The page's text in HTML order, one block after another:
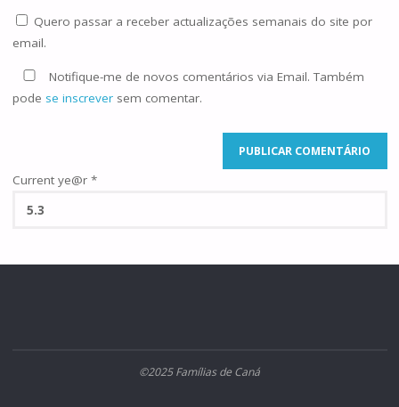
Quero passar a receber actualizações semanais do site por
email.
Notifique-me de novos comentários via Email. Também
pode se inscreversem comentar.
Current ye@r *
©2025 Famílias de Caná